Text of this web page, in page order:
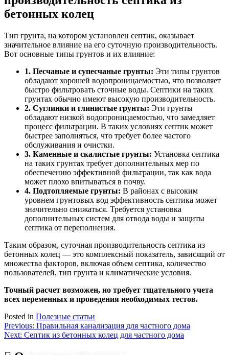
бетонных колец
Тип грунта, на котором установлен септик, оказывает
значительное влияние на его суточную производительность.
Вот основные типы грунтов и их влияние:
1. Песчаные и супесчаные грунты: Эти типы грунтов
обладают хорошей водопроницаемостью, что позволяет
быстро фильтровать сточные воды. Септики на таких
грунтах обычно имеют высокую производительность.
2. Суглинки и глинистые грунты: Эти грунты
обладают низкой водопроницаемостью, что замедляет
процесс фильтрации. В таких условиях септик может
быстрее заполняться, что требует более частого
обслуживания и очистки.
3. Каменные и скалистые грунты: Установка септика
на таких грунтах требует дополнительных мер по
обеспечению эффективной фильтрации, так как вода
может плохо впитываться в почву.
4. Подтопляемые грунты: В районах с высоким
уровнем грунтовых вод эффективность септика может
значительно снижаться. Требуется установка
дополнительных систем для отвода воды и защиты
септика от переполнения.
Таким образом, суточная производительность септика из
бетонных колец — это комплексный показатель, зависящий от
множества факторов, включая объем септика, количество
пользователей, тип грунта и климатические условия.
Точный расчет возможен, но требует тщательного учета
всех переменных и проведения необходимых тестов.
Posted in Полезные статьи
Навигация
по
Previous: Правильная канализация для частного дома
Next: Септик из бетонных колец для частного дома